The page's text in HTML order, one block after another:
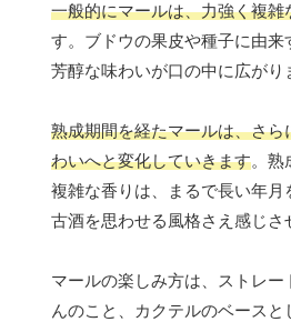
一般的にマールは、力強く複雑
す。ブドウの果皮や種子に由来
芳醇な味わいが口の中に広がり
熟成期間を経たマールは、さら
わいへと変化していきます。熟
複雑な香りは、まるで長い年月
古酒を思わせる風格さえ感じさ
マールの楽しみ方は、ストレー
んのこと、カクテルのベースと